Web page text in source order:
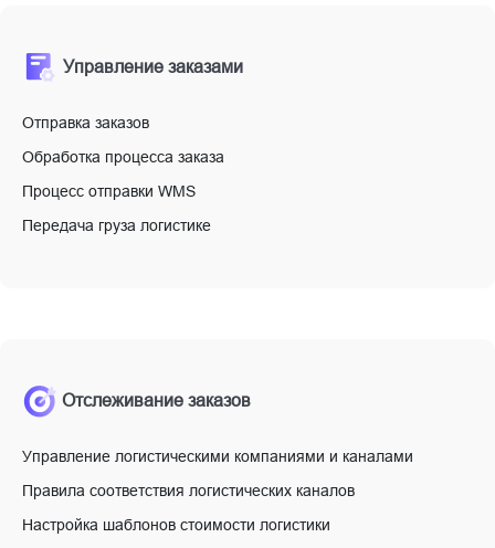
Управление заказами
Отправка заказов
Обработка процесса заказа
Процесс отправки WMS
Передача груза логистике
Отслеживание заказов
Управление логистическими компаниями и каналами
Правила соответствия логистических каналов
Настройка шаблонов стоимости логистики